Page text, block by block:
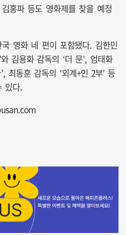
홍파 등도 영화제를 찾을 예정
영화 네 편이 포함됐다. 김한민
김용화 감독의 ‘더 문’, 엄태화
최동훈 감독의 ‘외계+인 2부’ 등
있다.